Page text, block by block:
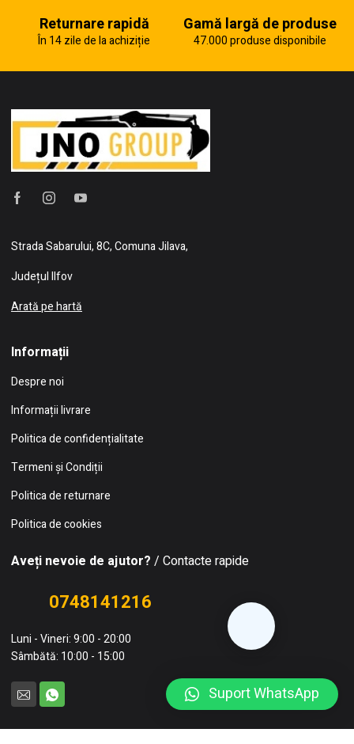
Returnare rapidă
În 14 zile de la achiziție
Gamă largă de produse
47.000 produse disponibile
Strada Sabarului, 8C, Comuna Jilava,
Județul Ilfov
Arată pe hartă
Informații
Despre noi
Informații livrare
Politica de confidențialitate
Termeni și Condiții
Politica de returnare
Politica de cookies
Aveți nevoie de ajutor? / Contacte rapide
0748141216
Luni - Vineri: 9:00 - 20:00
Sâmbătă: 10:00 - 15:00
Suport WhatsApp